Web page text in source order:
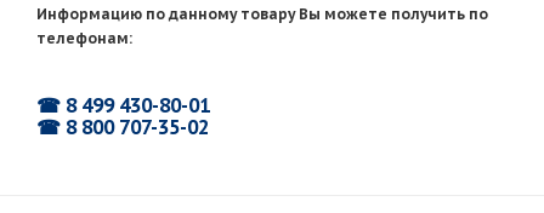
Информацию по данному товару Вы можете получить по
телефонам:
☎ 8 499 430-80-01
☎ 8 800 707-35-02